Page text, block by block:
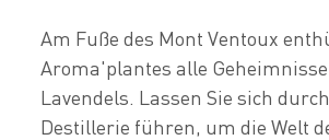
Am Fuße des Mont Ventoux
Aroma'plantes alle Geheimnisse
Lavendels. Lassen Sie sich
Destillerie führen, um die Welt